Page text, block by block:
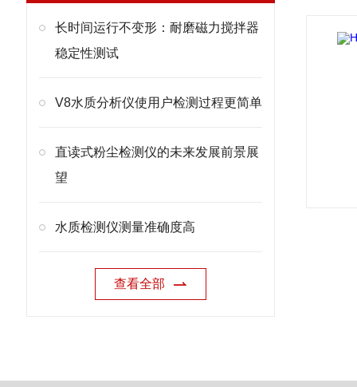
长时间运行不变形：耐磨磁力搅拌器
稳定性测试
V8水质分析仪使用户检测过程更简单
直读式粉尘检测仪的未来发展前景展
望
水质检测仪测量准确度高
查看全部